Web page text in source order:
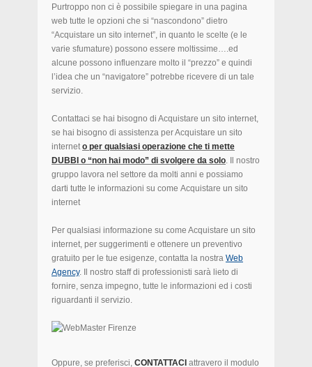
Purtroppo non ci è possibile spiegare in una pagina
web tutte le opzioni che si “nascondono” dietro
“Acquistare un sito internet”, in quanto le scelte (e le
varie sfumature) possono essere moltissime….ed
alcune possono influenzare molto il “prezzo” e quindi
l’idea che un “navigatore” potrebbe ricevere di un tale
servizio.
Contattaci se hai bisogno di Acquistare un sito internet,
se hai bisogno di assistenza per Acquistare un sito
interneto per qualsiasi operazione che ti mette
DUBBI o “non hai modo” di svolgere da solo. Il nostro
gruppo lavora nel settore da molti anni e possiamo
darti tutte le informazioni su come Acquistare un sito
internet
Per qualsiasi informazione su come Acquistare un sito
internet, per suggerimenti e ottenere un preventivo
gratuito per le tue esigenze, contatta la nostra Web
Agency.
Il nostro staff di professionisti sarà lieto di
fornire, senza impegno, tutte le informazioni ed i costi
riguardanti il servizio.
Oppure, se preferisci, CONTATTACI attravero il modulo